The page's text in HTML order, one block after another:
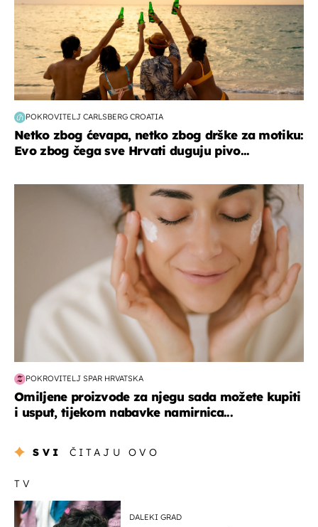
POKROVITELJ CARLSBERG CROATIA
Netko zbog ćevapa, netko zbog drške za motiku:
Evo zbog čega sve Hrvati duguju pivo...
moda & ljepota
POKROVITELJ SPAR HRVATSKA
Omiljene proizvode za njegu sada možete kupiti
i usput, tijekom nabavke namirnica...
SVI ČITAJU OVO
TV
DALEKI GRAD